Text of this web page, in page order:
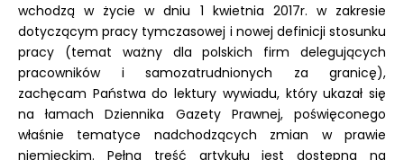
wchodzą w życie w dniu 1 kwietnia 2017r. w zakresie
dotyczącym pracy tymczasowej i nowej definicji stosunku
pracy (temat ważny dla polskich firm delegujących
pracowników i samozatrudnionych za granicę),
zachęcam Państwa do lektury wywiadu, który ukazał się
na łamach Dziennika Gazety Prawnej, poświęconego
właśnie tematyce nadchodzących zmian w prawie
niemieckim. Pełna treść artykułu jest dostępna na